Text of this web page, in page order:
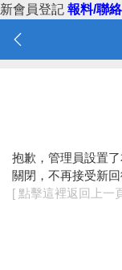
新會員登記 報料/聯
抱歉，管理員設置
關閉，不再接受新回
[ 點擊這裡返回上一